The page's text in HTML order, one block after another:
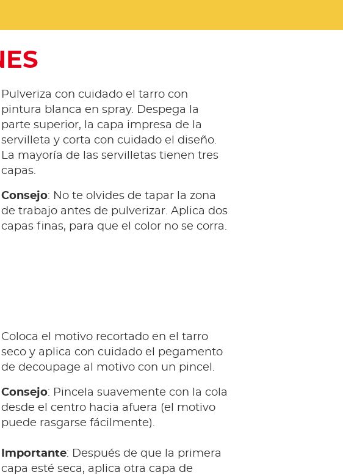
Pulveriza con cuidado el tarro con
pintura blanca en spray. Despega la
parte superior, la capa impresa de la
servilleta y corta con cuidado el diseño.
La mayoría de las servilletas tienen tres
capas.
Consejo: No te olvides de tapar la zona
de trabajo antes de pulverizar. Aplica dos
capas finas, para que el color no se corra.
Coloca el motivo recortado en el tarro
seco y aplica con cuidado el pegamento
de decoupage al motivo con un pincel.
Consejo: Pincela suavemente con la cola
desde el centro hacia afuera (el motivo
puede rasgarse fácilmente).
Importante: Después de que la primera
capa esté seca, aplica otra capa de